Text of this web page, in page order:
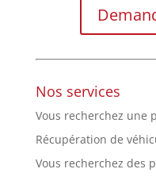
Nos services
Vous recherchez une
Récupération de
Vous recherchez des